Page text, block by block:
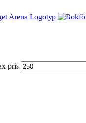
pris